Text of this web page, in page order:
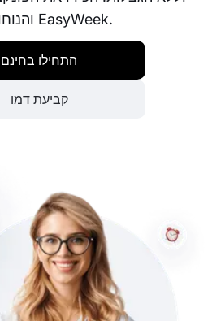
והנוחות של EasyWeek.
התחילו בחינם
קביעת דמו